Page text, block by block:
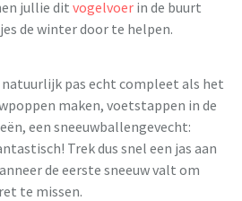
jullie dit vogelvoer in de buurt
de winter door te helpen.
pas echt compleet als het
maken, voetstappen in de
een sneeuwballengevecht:
Trek dus snel een jas aan
de eerste sneeuw valt om
te missen.